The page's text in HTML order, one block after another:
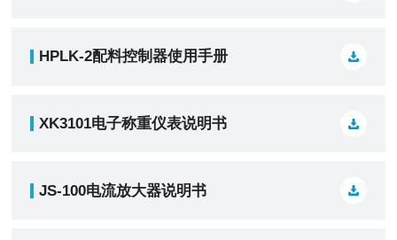
HPLK-2配料控制器使用手册
XK3101电子称重仪表说明书
JS-100电流放大器说明书